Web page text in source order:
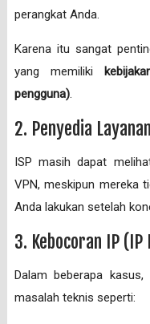
perangkat Anda.
Karena itu sangat
yang memiliki
pengguna).
2. Penyedia
ISP masih dapat
VPN, meskipun mereka
Anda lakukan setelah
3. Kebocoran IP (IP
Dalam beberapa
masalah teknis seperti: